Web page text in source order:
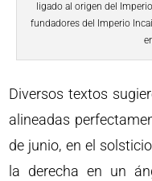
ligado al origen del
fundadores del Imperio
Diversos textos
alineadas
de junio, en el
la derecha en un